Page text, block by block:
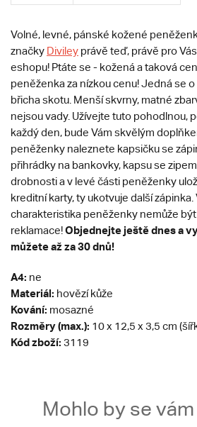
Volné, levné, pánské kožené
značky Diviley právě teď, právě pro
eshopu! Ptáte se - kožená a taková
peněženka za nízkou cenu! Jedná se
břicha skotu. Menší skvrny, matné
nejsou vady. Užívejte tuto pohodlnou,
každý den, bude Vám skvělým
peněženky naleznete kapsičku se
přihrádky na bankovky, kapsu se
drobnosti a v levé části peněženky
kreditní karty, ty ukotvuje další
charakteristika peněženky nemůže
reklamace!Objednejte ještě dnes a
můžete až za 30 dnů!
A4: ne
Materiál: hovězí kůže
Kování: mosazné
Rozměry (max.): 10 x 12,5 x 3,5 cm
Kód zboží: 3119
Mohlo by se